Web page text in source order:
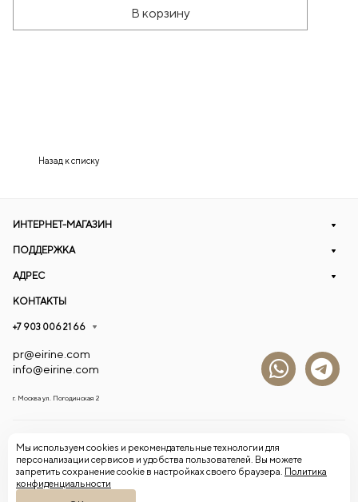
В корзину
Назад к списку
ИНТЕРНЕТ-МАГАЗИН
ПОДДЕРЖКА
АДРЕС
КОНТАКТЫ
+7 903 006 21 66
pr@eirine.com
info@eirine.com
г. Москва ул. Погодинская 2
© 2026 Eirine
Конфиденциальность
Оферта
Мы используем cookies и рекомендательные технологии для
персонализации сервисов и удобства пользователей. Вы можете
запретить сохранение cookie в настройках своего браузера. Политика
конфиденциальности